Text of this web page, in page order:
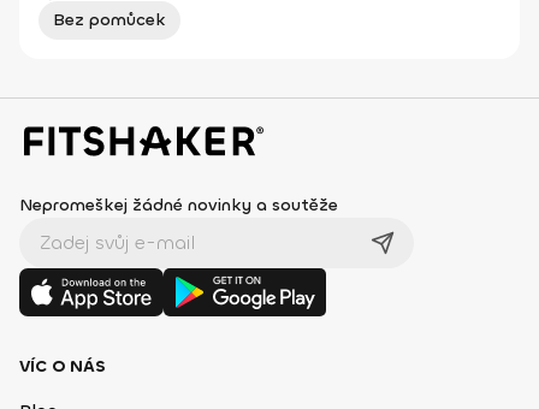
Bez pomůcek
Nepromeškej žádné novinky a soutěže
VÍC O NÁS